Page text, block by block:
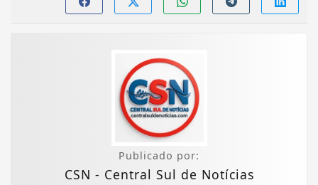
Publicado por:
CSN - Central Sul de Notícias